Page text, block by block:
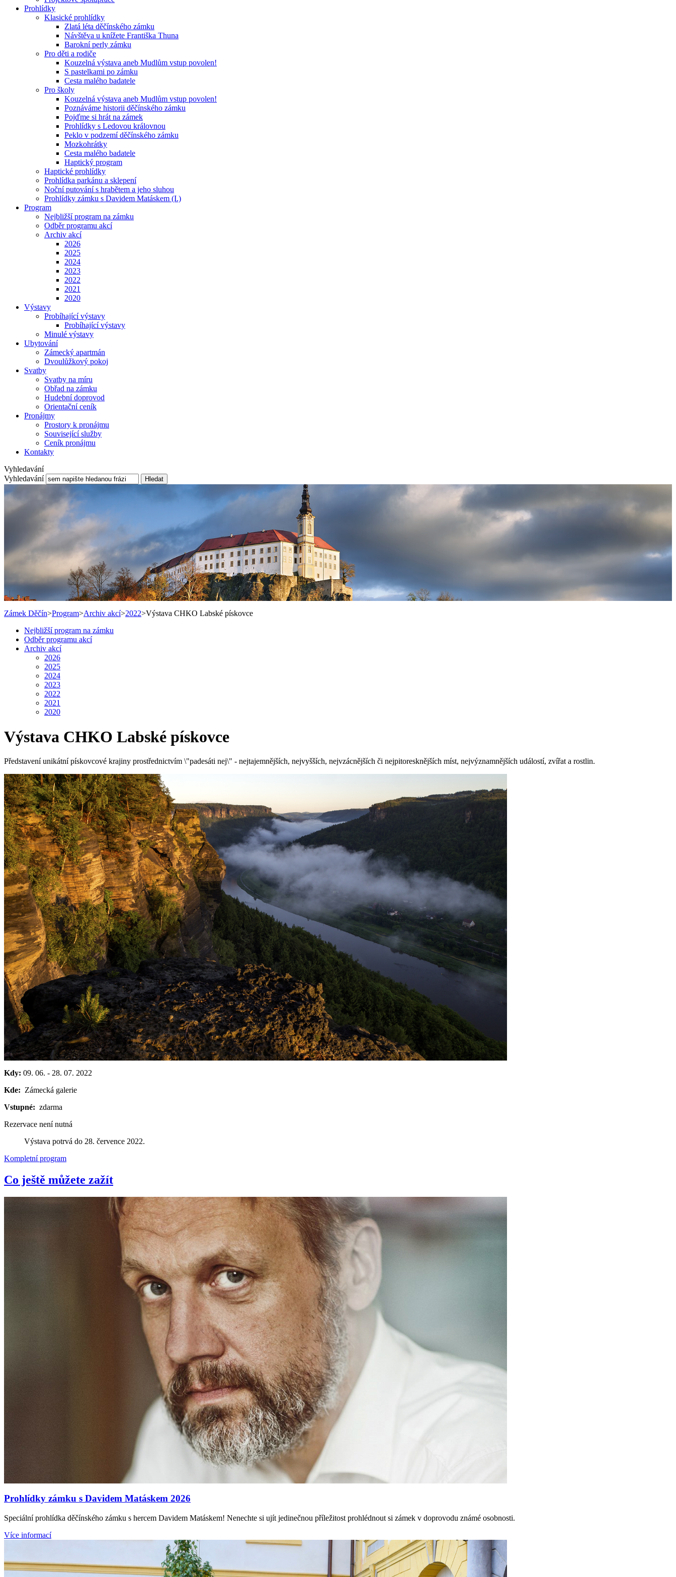
Prohlídky
Klasické prohlídky
Zlatá léta děčínského zámku
Návštěva u knížete Františka Thuna
Barokní perly zámku
Pro děti a rodiče
Kouzelná výstava aneb Mudlům vstup povolen!
S pastelkami po zámku
Cesta malého badatele
Pro školy
Kouzelná výstava aneb Mudlům vstup povolen!
Poznáváme historii děčínského zámku
Pojďme si hrát na zámek
Prohlídky s Ledovou královnou
Peklo v podzemí děčínského zámku
Mozkohrátky
Cesta malého badatele
Haptický program
Haptické prohlídky
Prohlídka parkánu a sklepení
Noční putování s hrabětem a jeho sluhou
Prohlídky zámku s Davidem Matáskem (I.)
Program
Nejbližší program na zámku
Odběr programu akcí
Archiv akcí
2026
2025
2024
2023
2022
2021
2020
Výstavy
Probíhající výstavy
Probíhající výstavy
Minulé výstavy
Ubytování
Zámecký apartmán
Dvoulůžkový pokoj
Svatby
Svatby na míru
Obřad na zámku
Hudební doprovod
Orientační ceník
Pronájmy
Prostory k pronájmu
Související služby
Ceník pronájmu
Kontakty
Vyhledavání
Vyhledavání
Hledat
Zámek Děčín>Program>Archiv akcí>2022>Výstava CHKO Labské pískovce
Nejbližší program na zámku
Odběr programu akcí
Archiv akcí
2026
2025
2024
2023
2022
2021
2020
Výstava CHKO Labské pískovce
Představení unikátní pískovcové krajiny prostřednictvím \"padesáti nej\" - nejtajemnějších, nejvyšších, nejvzácnějších či nejpitoresknějších míst, nejvýznamnějších událostí, zvířat a rostlin.
Kdy: 09. 06. - 28. 07. 2022
Kde: Zámecká galerie
Vstupné: zdarma
Rezervace není nutná
Výstava potrvá do 28. července 2022.
Kompletní program
Co ještě můžete zažít
Prohlídky zámku s Davidem Matáskem 2026
Speciální prohlídka děčínského zámku s hercem Davidem Matáskem! Nenechte si ujít jedinečnou příležitost prohlédnout si zámek v doprovodu známé osobnosti.
Více informací